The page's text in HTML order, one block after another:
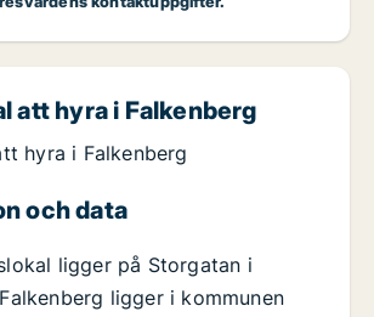
att hyra i Falkenberg
hyra i Falkenberg
och data
ligger på Storgatan i
ligger i kommunen